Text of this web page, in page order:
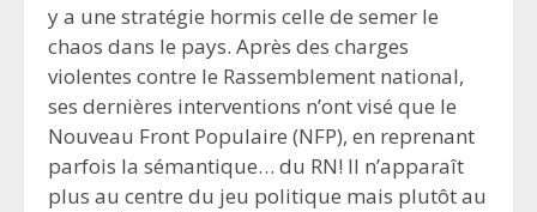
y a une stratégie hormis celle de semer le
chaos dans le pays. Après des charges
violentes contre le Rassemblement national,
ses dernières interventions n’ont visé que le
Nouveau Front Populaire (NFP), en reprenant
parfois la sémantique… du RN! Il n’apparaît
plus au centre du jeu politique mais plutôt au